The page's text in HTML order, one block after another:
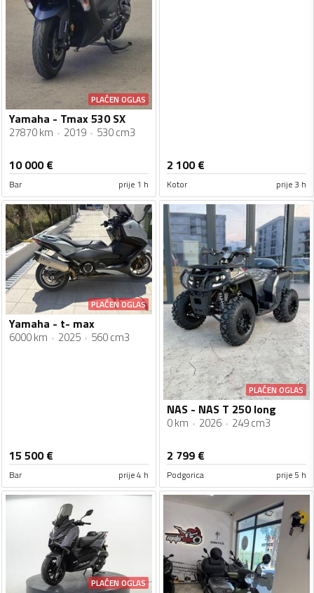
PLAĆEN OGLAS
Yamaha - Tmax 530 SX
27870 km 2019 530 cm3
10 000€
Bar prije 1 h
2 100€
Kotor prije 3 h
PLAĆEN OGLAS
Yamaha - t- max
6000 km 2025 560 cm3
15 500€
Bar prije 4 h
PLAĆEN OGLAS
NAS - NAS T 250 long
0 km 2026 249 cm3
2 799 €
Podgorica prije 5 h
PLAĆEN OGLAS